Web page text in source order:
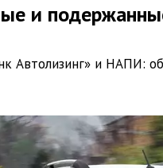
и
Автолизинг» и НАПИ: